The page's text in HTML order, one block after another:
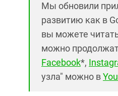
Мы обновили
развитию как в
вы можете
можно
Facebook*,
узла" можно в